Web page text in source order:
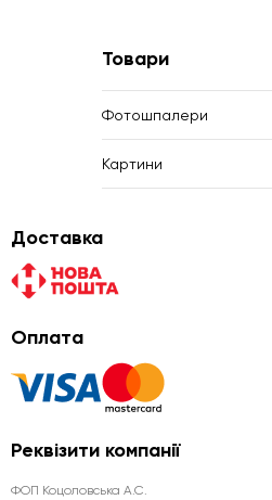
Товари
Фотошпалери
Картини
Доставка
Оплата
Реквізити компанії
ФОП Коцоловська А.С.